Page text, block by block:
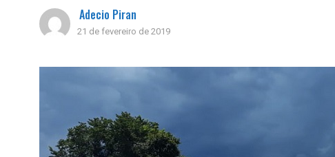
Adecio Piran
21 de fevereiro de 2019